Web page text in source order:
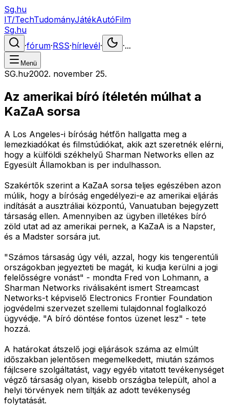
Sg.hu
IT/TechTudományJátékAutóFilm
Sg.hu
·fórum·RSS·hírlevél· ·...
Menü
SG.hu·2002. november 25.
Az amerikai bíró ítéletén múlhat a
KaZaA sorsa
A Los Angeles-i bíróság hétfőn hallgatta meg a
lemezkiadókat és filmstúdiókat, akik azt szeretnék elérni,
hogy a külföldi székhelyű Sharman Networks ellen az
Egyesült Államokban is per indulhasson.
Szakértők szerint a KaZaA sorsa teljes egészében azon
múlik, hogy a bíróság engedélyezi-e az amerikai eljárás
indítását a ausztráliai központú, Vanuatuban bejegyzett
társaság ellen. Amennyiben az ügyben illetékes bíró
zöld utat ad az amerikai pernek, a KaZaA is a Napster,
és a Madster sorsára jut.
"Számos társaság úgy véli, azzal, hogy kis tengerentúli
országokban jegyezteti be magát, ki kudja kerülni a jogi
felelősségre vonást" - mondta Fred von Lohmann, a
Sharman Networks riválisaként ismert Streamcast
Networks-t képviselő Electronics Frontier Foundation
jogvédelmi szervezet szellemi tulajdonnal foglalkozó
ügyvédje. "A bíró döntése fontos üzenet lesz" - tete
hozzá.
A határokat átszelő jogi eljárások száma az elmúlt
időszakban jelentősen megemelkedett, miután számos
fájlcsere szolgáltatást, vagy egyéb vitatott tevékenységet
végző társaság olyan, kisebb országba települt, ahol a
helyi törvények nem tiltják az adott tevékenység
folytatását.